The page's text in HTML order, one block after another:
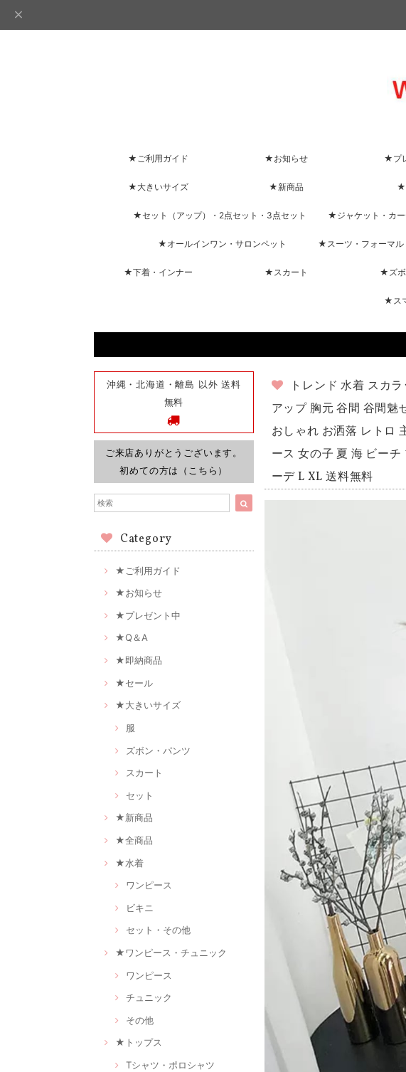
★ご利用ガイド ★お知らせ ★プ
★大きいサイズ ★新商品 ★
★セット（アップ）・2点セット・3点セット ★ジャケット・カー
★オールインワン・サロンペット ★スーツ・フォーマル
★下着・インナー ★スカート ★ズボ
★ス
沖縄・北海道・離島 以外 送料
無料
ご来店ありがとうございます。
初めての方は（こちら）
Category
★ご利用ガイド
★お知らせ
★プレゼント中
★Q＆A
★即納商品
★セール
★大きいサイズ
服
ズボン・パンツ
スカート
セット
★新商品
★全商品
★水着
ワンピース
ビキニ
セット・その他
★ワンピース・チュニック
ワンピース
チュニック
その他
★トップス
Tシャツ・ポロシャツ
トレンド 水着 スカ
アップ 胸元 谷間 谷間魅
おしゃれ お洒落 レトロ
ース 女の子 夏 海 ビー
ーデ L XL 送料無料